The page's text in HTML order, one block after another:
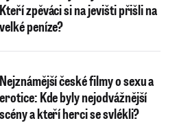
Kteří zpěváci si na jevišti přišli na
velké peníze?
Nejznámější české filmy o sexu a
erotice: Kde byly nejodvážnější
scény a kteří herci se svlékli?